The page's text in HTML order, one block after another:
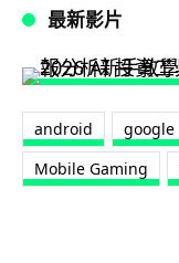
最新影片
android google
Mobile Gaming